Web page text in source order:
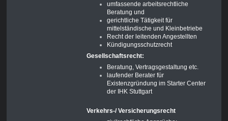
umfassende arbeitsrechtliche
Beratung und
gerichtliche Tätigkeit für
mittelständische und Kleinbetriebe
Recht der leitenden Angestellten
Kündigungsschutzrecht
Gesellschaftsrecht:
Beratung, Vertragsgestaltung etc.
laufender Berater für
Existenzgründung im Starter Center
der IHK Stuttgart
Verkehrs-/ Versicherungsrecht